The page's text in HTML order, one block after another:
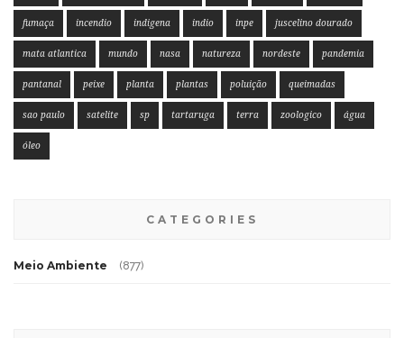
fumaça incendio indigena indio inpe juscelino dourado
mata atlantica mundo nasa natureza nordeste pandemia
pantanal peixe planta plantas poluição queimadas
sao paulo satelite sp tartaruga terra zoologico água
óleo
CATEGORIES
Meio Ambiente (877)